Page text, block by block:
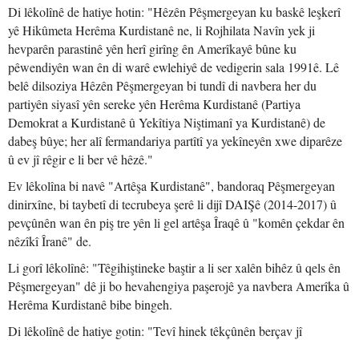
Di lêkolînê de hatiye hotin: "Hêzên Pêşmergeyan ku baskê leşkerî
yê Hikûmeta Herêma Kurdistanê ne, li Rojhilata Navîn yek ji
hevparên parastinê yên herî girîng ên Amerîkayê bûne ku
pêwendiyên wan ên di warê ewlehiyê de vedigerin sala 1991ê. Lê
belê dilsoziya Hêzên Pêşmergeyan bi tundî di navbera her du
partiyên siyasî yên sereke yên Herêma Kurdistanê (Partiya
Demokrat a Kurdistanê û Yekîtiya Niştimanî ya Kurdistanê) de
dabeş bûye; her alî fermandariya partîtî ya yekîneyên xwe diparêze
û ev jî rêgir e li ber vê hêzê."
Ev lêkolîna bi navê "Artêşa Kurdistanê", bandoraq Pêşmergeyan
dinirxîne, bi taybetî di tecrubeya şerê li dijî DAIŞê (2014-2017) û
pevçûnên wan ên piş tre yên li gel artêşa Îraqê û "komên çekdar ên
nêzîkî Îranê" de.
Li gorî lêkolînê: "Têgihiştineke baştir a li ser xalên bihêz û qels ên
Pêşmergeyan" dê ji bo hevahengiya paşerojê ya navbera Amerîka û
Herêma Kurdistanê bibe bingeh.
Di lêkolînê de hatiye gotin: "Tevî hinek têkçûnên berçav jî